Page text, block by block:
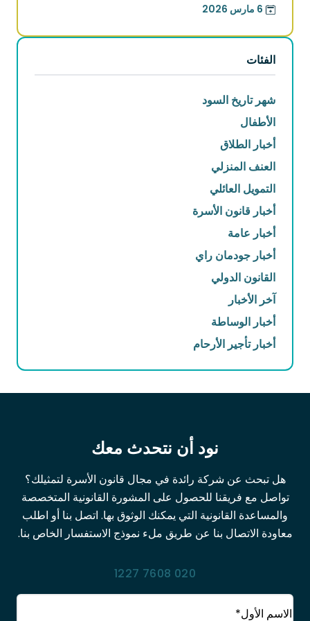
6 مارس 2026
الفئات
شهر تاريخ السود
الأطفال
أخبار الطلاق
العنف المنزلي
التمويل العائلي
أخبار قانون الأسرة
أخبار عامة
أخبار جودمان راي
القانون الدولي
آخر الأخبار
أخبار الوساطة
أخبار تأجير الأرحام
نود أن نتحدث معك
هل تبحث عن شركة رائدة في مجال قانون الأسرة لتمثيلك؟
تواصل مع فريقنا للحصول على المشورة القانونية المتخصصة
والمساعدة القانونية التي يمكنك الوثوق بها. اتصل بنا أو اطلب
معاودة الاتصال بنا عن طريق ملء نموذج الاستفسار الخاص بنا.
020 7608 1227
الاسم